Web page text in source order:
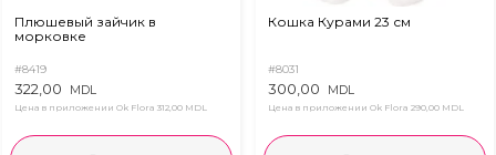
Плюшевый зайчик в
морковке
#8419
322,00 MDL
Цена в приложении Ok Flora 312,00 MDL
Кошка Курами 23 см
#8031
300,00 MDL
Цена в приложении Ok Flora 290,00 MDL